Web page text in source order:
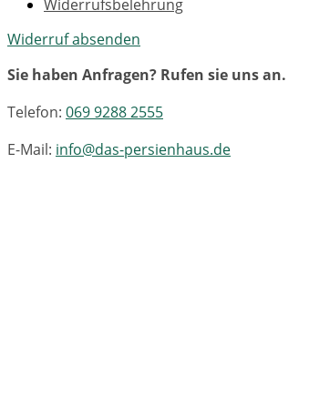
Widerrufsbelehrung
Widerruf absenden
Sie haben Anfragen? Rufen sie uns an.
Telefon: 069 9288 2555
E-Mail: info@das-persienhaus.de